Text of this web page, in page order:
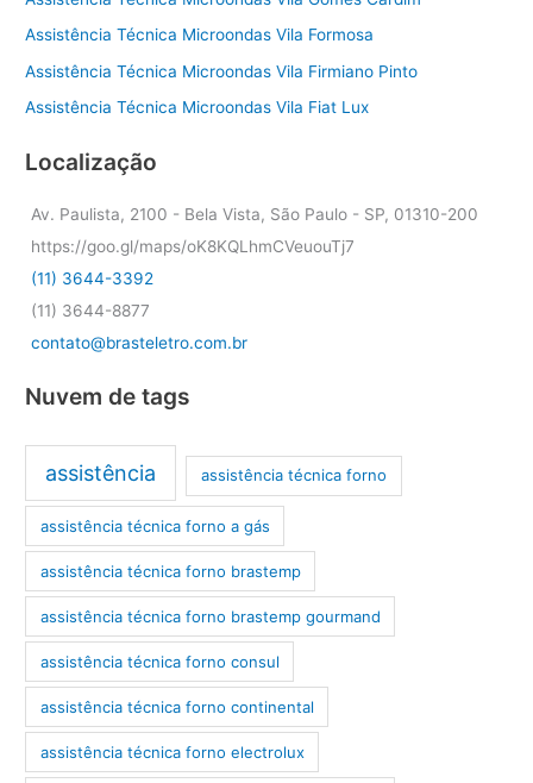
Assistência Técnica Microondas Vila Formosa
Assistência Técnica Microondas Vila Firmiano Pinto
Assistência Técnica Microondas Vila Fiat Lux
Localização
Av. Paulista, 2100 - Bela Vista, São Paulo - SP, 01310-200
https://goo.gl/maps/oK8KQLhmCVeuouTj7
(11) 3644-3392
(11) 3644-8877
contato@brasteletro.com.br
Nuvem de tags
assistência assistência técnica forno
assistência técnica forno a gás
assistência técnica forno brastemp
assistência técnica forno brastemp gourmand
assistência técnica forno consul
assistência técnica forno continental
assistência técnica forno electrolux